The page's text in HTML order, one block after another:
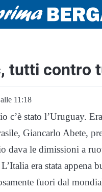
tutti contro
11:18
c’è stato l’Uruguay.
Giancarlo Abete,
dava le dimissioni a
era stata appena
fuori dal